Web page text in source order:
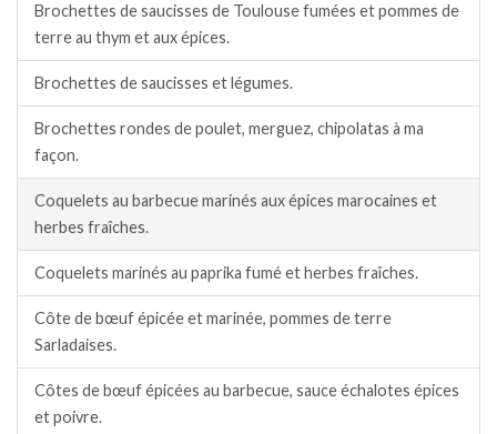
Brochettes de saucisses de Toulouse fumées et pommes de
terre au thym et aux épices.
Brochettes de saucisses et légumes.
Brochettes rondes de poulet, merguez, chipolatas à ma
façon.
Coquelets au barbecue marinés aux épices marocaines et
herbes fraîches.
Coquelets marinés au paprika fumé et herbes fraîches.
Côte de bœuf épicée et marinée, pommes de terre
Sarladaises.
Côtes de bœuf épicées au barbecue, sauce échalotes épices
et poivre.